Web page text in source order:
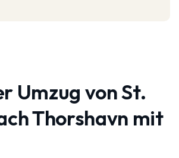
Umzug von St.
Thorshavn mit